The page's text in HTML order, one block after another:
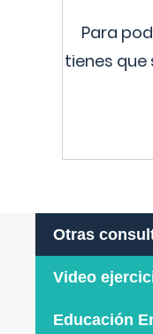
Para
tienes que
Otras
Video
Educación